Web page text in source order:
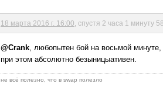
18 марта 2016 г. 16:00 , спустя 2 часа 1 минуту
@Crank, любопытен бой на восьмой минуте,
при этом абсолютно безыницыативен.
не всё полезно, что в swap полезло